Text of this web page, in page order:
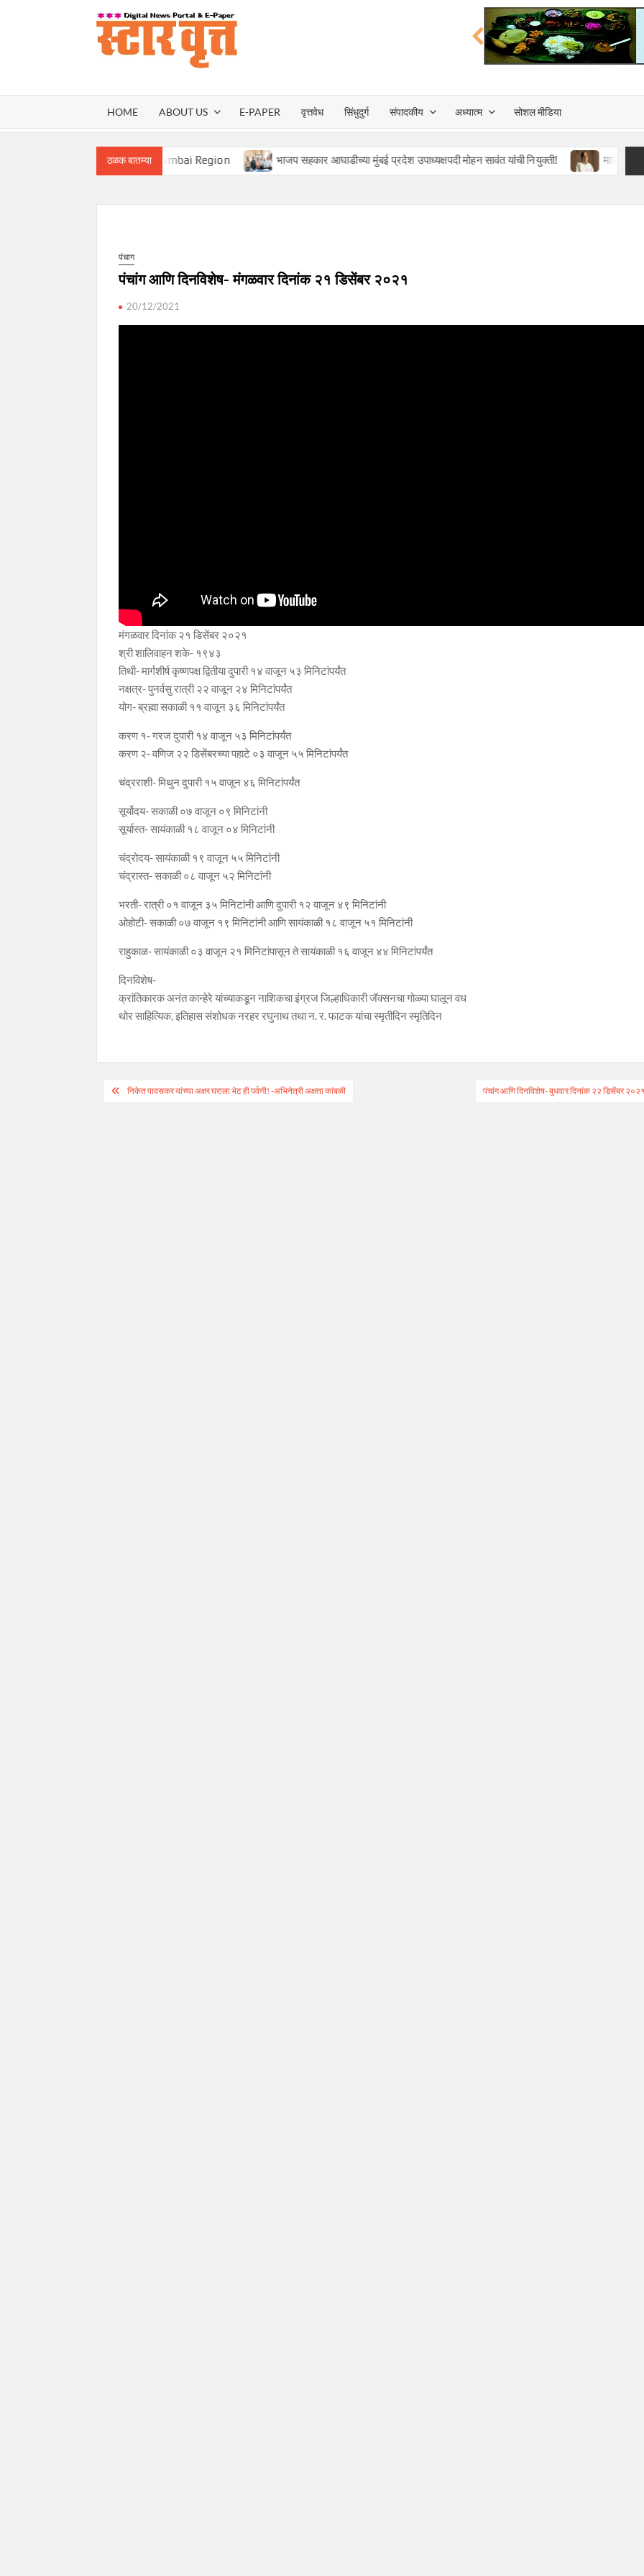
STAR
VRUTTA
HOME ABOUT US E-PAPER वृत्तवेध सिंधुदुर्ग संपादकीय अध्यात्म सोशल मीडिया
ठळक बातम्या
Vice President for Mumbai Region भाजप सहकार आघाडीच्या मुंबई प्रदेश उपाध्यक्षपदी मोहन सावंत यांची नियुक्ती! माजी राज्यपाल,
पंचाग
पंचांग आणि दिनविशेष- मंगळवार दिनांक २१ डिसेंबर २०२१
20/12/2021
मंगळवार दिनांक २१ डिसेंबर २०२१
श्री शालिवाहन शके- १९४३
तिथी- मार्गशीर्ष कृष्णपक्ष द्वितीया दुपारी १४ वाजून ५३ मिनिटांपर्यंत
नक्षत्र- पुनर्वसु रात्री २२ वाजून २४ मिनिटांपर्यंत
योग- ब्रह्मा सकाळी ११ वाजून ३६ मिनिटांपर्यंत
करण १- गरज दुपारी १४ वाजून ५३ मिनिटांपर्यंत
करण २- वणिज २२ डिसेंबरच्या पहाटे ०३ वाजून ५५ मिनिटांपर्यंत
चंद्रराशी- मिथुन दुपारी १५ वाजून ४६ मिनिटांपर्यंत
सूर्योदय- सकाळी ०७ वाजून ०९ मिनिटांनी
सूर्यास्त- सायंकाळी १८ वाजून ०४ मिनिटांनी
चंद्रोदय- सायंकाळी १९ वाजून ५५ मिनिटांनी
चंद्रास्त- सकाळी ०८ वाजून ५२ मिनिटांनी
भरती- रात्री ०१ वाजून ३५ मिनिटांनी आणि दुपारी १२ वाजून ४९ मिनिटांनी
ओहोटी- सकाळी ०७ वाजून १९ मिनिटांनी आणि सायंकाळी १८ वाजून ५१ मिनिटांनी
राहुकाळ- सायंकाळी ०३ वाजून २१ मिनिटांपासून ते सायंकाळी १६ वाजून ४४ मिनिटांपर्यंत
दिनविशेष-
क्रांतिकारक अनंत कान्हेरे यांच्याकडून नाशिकचा इंग्रज जिल्हाधिकारी जॅक्सनचा गोळ्या घालून वध
थोर साहित्यिक, इतिहास संशोधक नरहर रघुनाथ तथा न. र. फाटक यांचा स्मृतीदिन स्मृतिदिन
Postनिकेत पावसकर यांच्या अक्षर घराला भेट ही पर्वणी! -अभिनेत्री अक्षता कांबळी पंचांग आणि दिनविशेष- बुधवार दिनांक २२ डिसेंबर